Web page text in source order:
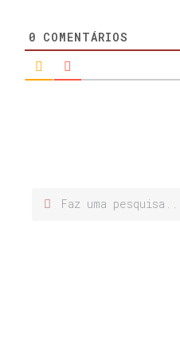
0 COMENTÁRIOS